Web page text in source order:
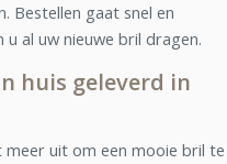
Bestellen gaat snel en
al uw nieuwe bril dragen.
huis geleverd in
uit om een mooie bril te